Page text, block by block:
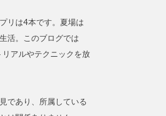
リは4本です。夏場は
活。このブログでは
アルやテクニックを放
であり、所属している